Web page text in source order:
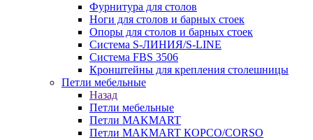
Фурнитура для столов
Ноги для столов и барных стоек
Опоры для столов и барных стоек
Система S-ЛИНИЯ/S-LINE
Система FBS 3506
Кронштейны для крепления столешницы
Петли мебельные
Назад
Петли мебельные
Петли MAKMART
Петли MAKMART КОРСО/CORSO